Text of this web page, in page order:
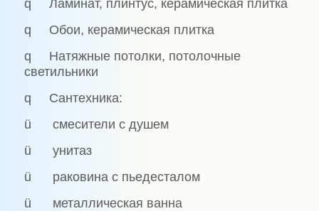
q Ламинат, плинтус, керамическая плитка
q Обои, керамическая плитка
q Натяжные потолки, потолочные
светильники
q Сантехника:
ü смесители с душем
ü унитаз
ü раковина с пьедесталом
ü металлическая ванна